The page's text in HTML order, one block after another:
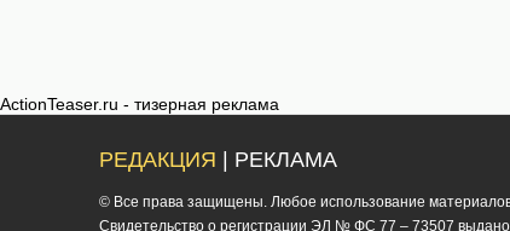
ActionTeaser.ru - тизерная реклама
РЕДАКЦИЯ | РЕКЛАМА
© Все права защищены. Любое использование
Cвидетельство о регистрации ЭЛ № ФС 77 – 73507 выдано